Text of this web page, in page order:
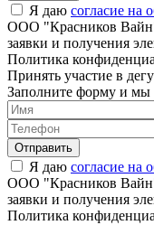
Я даю согласие на
ООО "Красников
заявки и получения
Политика
Принять участие в
Заполните форму и мы
Отправить
Я даю согласие на
ООО "Красников
заявки и получения
Политика